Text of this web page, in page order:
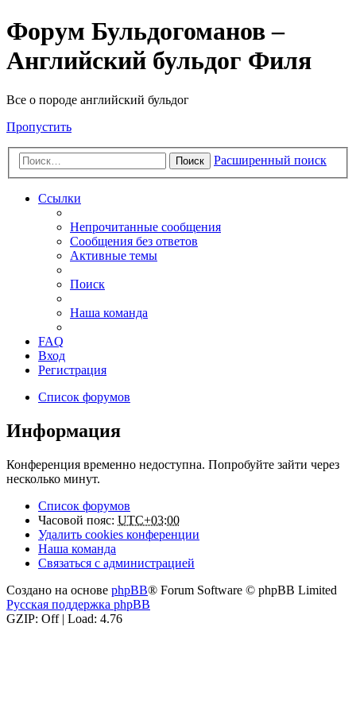
Форум Бульдогоманов –
Английский бульдог Филя
Все о породе английский бульдог
Пропустить
Поиск Расширенный поиск
Ссылки
Непрочитанные сообщения
Сообщения без ответов
Активные темы
Поиск
Наша команда
FAQ
Вход
Регистрация
Список форумов
Информация
Конференция временно недоступна. Попробуйте зайти через
несколько минут.
Список форумов
Часовой пояс: UTC+03:00
Удалить cookies конференции
Наша команда
Связаться с администрацией
Создано на основе phpBB® Forum Software © phpBB Limited
Русская поддержка phpBB
GZIP: Off | Load: 4.76